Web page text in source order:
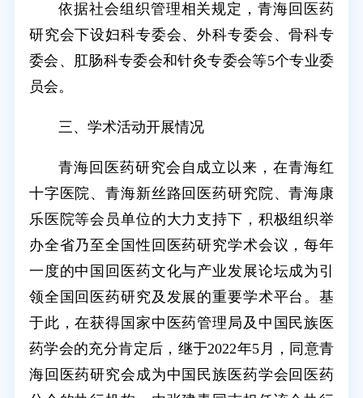
依据社会组织管理相关规定，青海回医药
研究会下设妇科专委会、外科专委会、骨科专
委会、肛肠科专委会和针灸专委会等5个专业委
员会。
三、学术活动开展情况
青海回医药研究会自成立以来，在青海红
十字医院、青海新丝路回医药研究院、青海康
乐医院等会员单位的大力支持下，积极组织举
办全省乃至全国性回医药研究学术会议，每年
一度的中国回医药文化与产业发展论坛成为引
领全国回医药研究及发展的重要学术平台。基
于此，在获得国家中医药管理局及中国民族医
药学会的充分肯定后，继于2022年5月，同意青
海回医药研究会成为中国民族医药学会回医药